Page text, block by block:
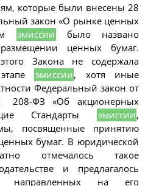
которые были внесены 28
закон «О рынке ценных
эмиссии
было названо
ценных бумаг.
Закона не содержала
эмиссии, хотя иные
Федеральный закон от
ФЗ «Об акционерных
Стандарты эмиссии,
посвященные принятию
бумаг. В юридической
отмечалось такое
и предлагалось
направленных на его